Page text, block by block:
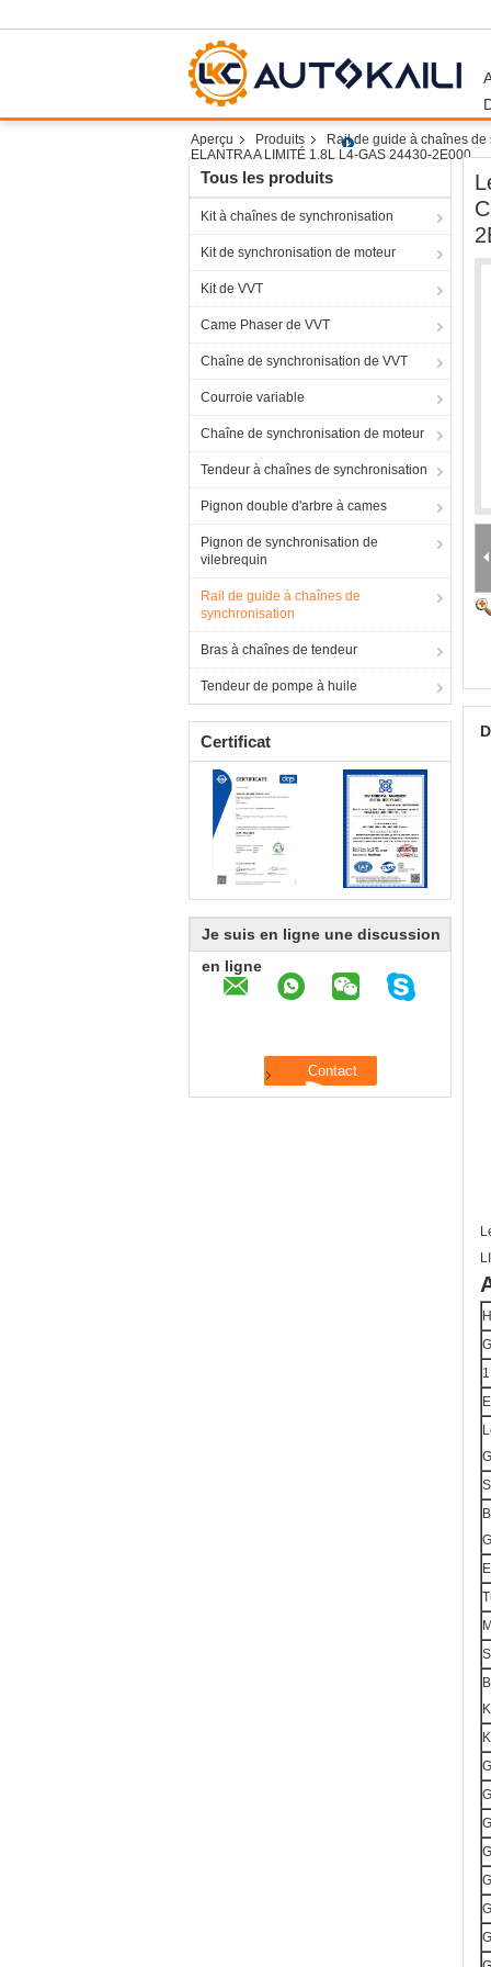
Aperçu Produits
Rail de guide à chaînes
ELANTRA A LIMITÉ 1.8L L4-GAS 24430-2E000
Tous les produits
Kit à chaînes de synchronisation
Kit de synchronisation de moteur
Kit de VVT
Came Phaser de VVT
Chaîne de synchronisation de VVT
Courroie variable
Chaîne de synchronisation de moteur
Tendeur à chaînes de synchronisation
Pignon double d'arbre à cames
Pignon de synchronisation de
vilebrequin
Rail de guide à chaînes de
synchronisation
Bras à chaînes de tendeur
Tendeur de pompe à huile
Certificat
Je suis en ligne une discussion
en ligne